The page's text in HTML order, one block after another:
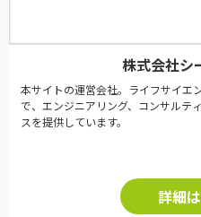
株式会社シ
本サイトの運営会社。ライフサイエ
で、エンジニアリング、コンサルテ
スを提供しています。
詳細